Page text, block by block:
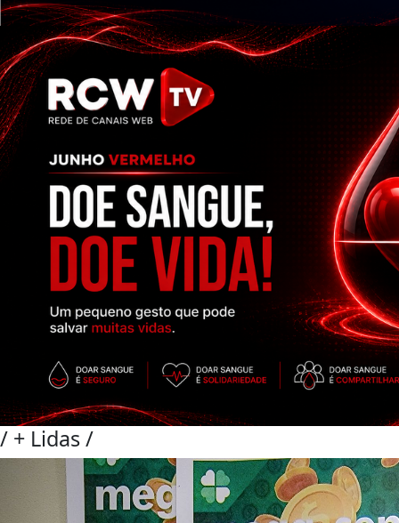
/ + Lidas/